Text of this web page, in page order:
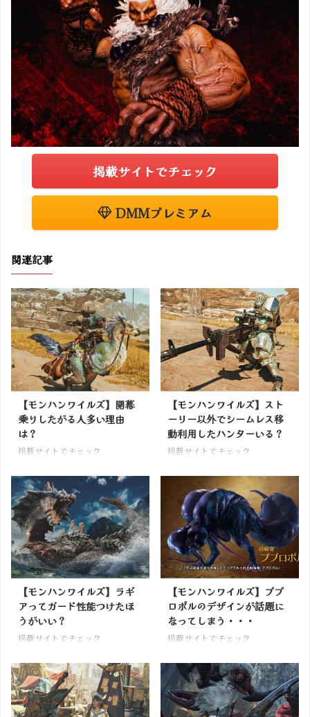
掲載サイトでチェック
DMMプレミアム
関連記事
【モンハンワイルズ】開幕
乗りしたがる人多い理由
は？
掲載サイトでチェック
【モンハンワイルズ】スト
ーリー以外でシームレス移
動利用したハンターいる？
掲載サイトでチェック
【モンハンワイルズ】ラギ
アってガード性能つけたほ
うがいい？
掲載サイトでチェック
【モンハンワイルズ】ププ
ロポルのデザインが話題に
なってしまう・・・
掲載サイトでチェック